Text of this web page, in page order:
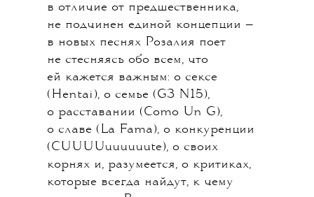
в отличие от предшественника,
не подчинен единой концепции —
в новых песнях Розалия поет
не стесняясь обо всем, что
ей кажется важным: о сексе
(Hentai), о семье (G3 N15),
о расставании (Como Un G),
о славе (La Fama), о конкуренции
(CUUUUuuuuuute), о своих
корнях и, разумеется, о критиках,
которые всегда найдут, к чему